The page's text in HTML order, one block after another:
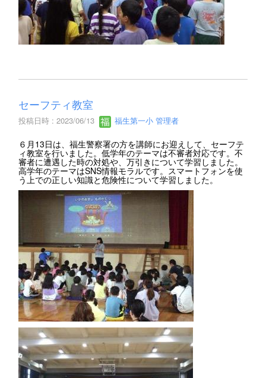
セーフティ教室
投稿日時 : 2023/06/13 福生第一小 管理者
６月13日は、福生警察署の方を講師にお迎えして、セーフテ
ィ教室を行いました。低学年のテーマは不審者対応です。不
審者に遭遇した時の対処や、万引きについて学習しました。
高学年のテーマはSNS情報モラルです。スマートフォンを使
う上での正しい知識と危険性について学習しました。